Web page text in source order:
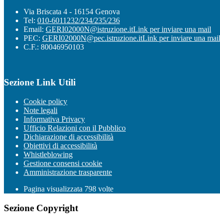
Via Briscata 4 - 16154 Genova
Tel: 010-6011232/234/235/236
Email: GERI02000N@istruzione.itLink per inviare una mail
PEC: GERI02000N@pec.istruzione.itLink per inviare una mail
C.F.: 80046950103
Sezione Link Utili
Cookie policy
Note legali
Informativa Privacy
Ufficio Relazioni con il Pubblico
Dichiarazione di accessibilità
Obiettivi di accessibilità
Whistleblowing
Gestione consensi cookie
Amministrazione trasparente
Pagina visualizzata 798 volte
Sezione Copyright